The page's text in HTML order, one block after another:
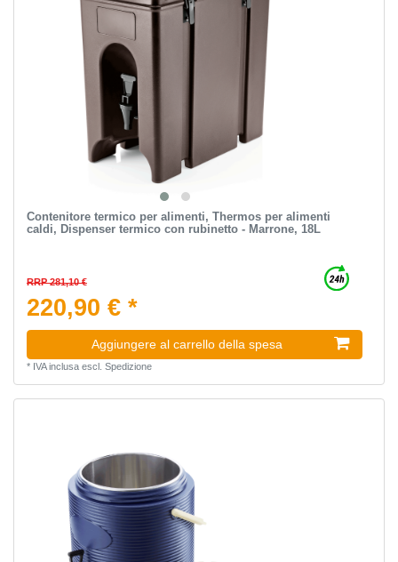
Contenitore termico per alimenti, Thermos per alimenti
caldi, Dispenser termico con rubinetto - Marrone, 18L
RRP 281,10 €
220,90 € *
Aggiungere al carrello della spesa
* IVA inclusaescl. Spedizione